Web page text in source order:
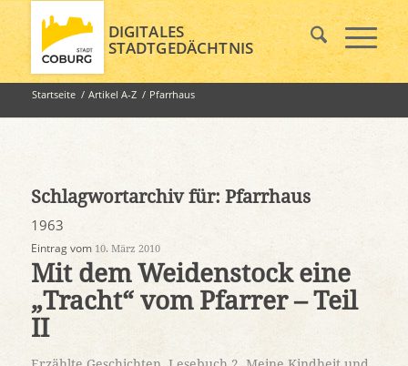
DIGITALES
STADTGEDÄCHTNIS
Startseite / Artikel A-Z / Pfarrhaus
Schlagwortarchiv für: Pfarrhaus
1963
Eintrag vom 10. März 2010
Mit dem Weidenstock eine
„Tracht“ vom Pfarrer – Teil
II